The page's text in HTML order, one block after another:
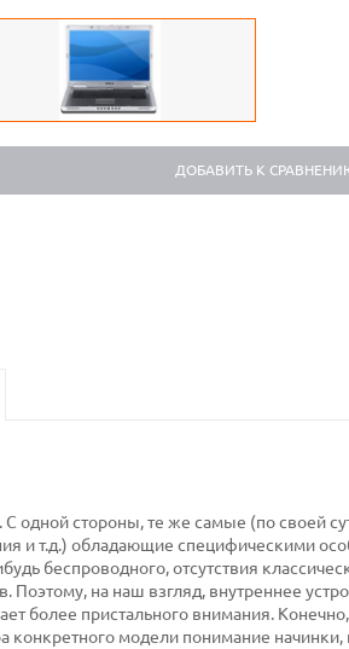
ДОБАВИТЬ К
одной стороны, те же самые (по своей
и т.д.) обладающие специфическими
беспроводного, отсутствия
на наш взгляд, внутреннее
более пристального внимания.
конкретного модели понимание